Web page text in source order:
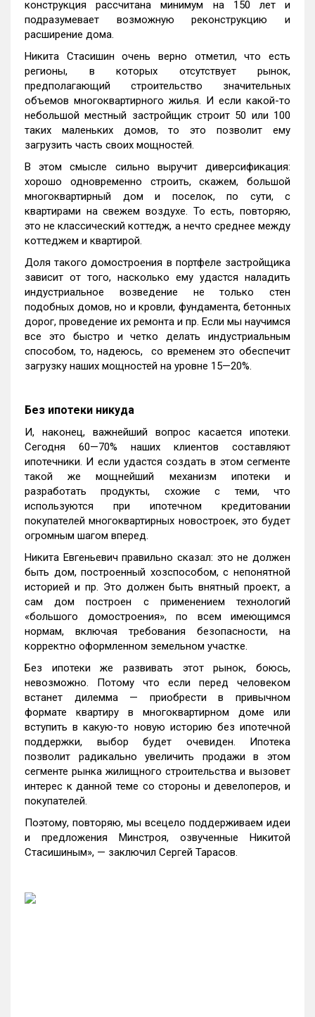
конструкция рассчитана минимум на 150 лет и
подразумевает возможную реконструкцию и
расширение дома.
Никита Стасишин очень верно отметил, что есть
регионы, в которых отсутствует рынок,
предполагающий строительство значительных
объемов многоквартирного жилья. И если какой-то
небольшой местный застройщик строит 50 или 100
таких маленьких домов, то это позволит ему
загрузить часть своих мощностей.
В этом смысле сильно выручит диверсификация:
хорошо одновременно строить, скажем, большой
многоквартирный дом и поселок, по сути, с
квартирами на свежем воздухе. То есть, повторяю,
это не классический коттедж, а нечто среднее между
коттеджем и квартирой.
Доля такого домостроения в портфеле застройщика
зависит от того, насколько ему удастся наладить
индустриальное возведение не только стен
подобных домов, но и кровли, фундамента, бетонных
дорог, проведение их ремонта и пр. Если мы научимся
все это быстро и четко делать индустриальным
способом, то, надеюсь, со временем это обеспечит
загрузку наших мощностей на уровне 15—20%.
Без ипотеки никуда
И, наконец, важнейший вопрос касается ипотеки.
Сегодня 60—70% наших клиентов составляют
ипотечники. И если удастся создать в этом сегменте
такой же мощнейший механизм ипотеки и
разработать продукты, схожие с теми, что
используются при ипотечном кредитовании
покупателей многоквартирных новостроек, это будет
огромным шагом вперед.
Никита Евгеньевич правильно сказал: это не должен
быть дом, построенный хозспособом, с непонятной
историей и пр. Это должен быть внятный проект, а
сам дом построен с применением технологий
«большого домостроения», по всем имеющимся
нормам, включая требования безопасности, на
корректно оформленном земельном участке.
Без ипотеки же развивать этот рынок, боюсь,
невозможно. Потому что если перед человеком
встанет дилемма — приобрести в привычном
формате квартиру в многоквартирном доме или
вступить в какую-то новую историю без ипотечной
поддержки, выбор будет очевиден. Ипотека
позволит радикально увеличить продажи в этом
сегменте рынка жилищного строительства и вызовет
интерес к данной теме со стороны и девелоперов, и
покупателей.
Поэтому, повторяю, мы всецело поддерживаем идеи
и предложения Минстроя, озвученные Никитой
Стасишиным», — заключил Сергей Тарасов.